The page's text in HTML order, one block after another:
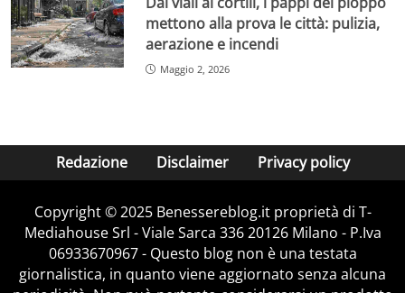
mettono alla prova le città: pulizia,
aerazione e incendi
Maggio 2, 2026
Redazione Disclaimer Privacy policy
Copyright © 2025 Benessereblog.it proprietà di T-
Mediahouse Srl - Viale Sarca 336 20126 Milano - P.Iva
06933670967 - Questo blog non è una testata
giornalistica, in quanto viene aggiornato senza alcuna